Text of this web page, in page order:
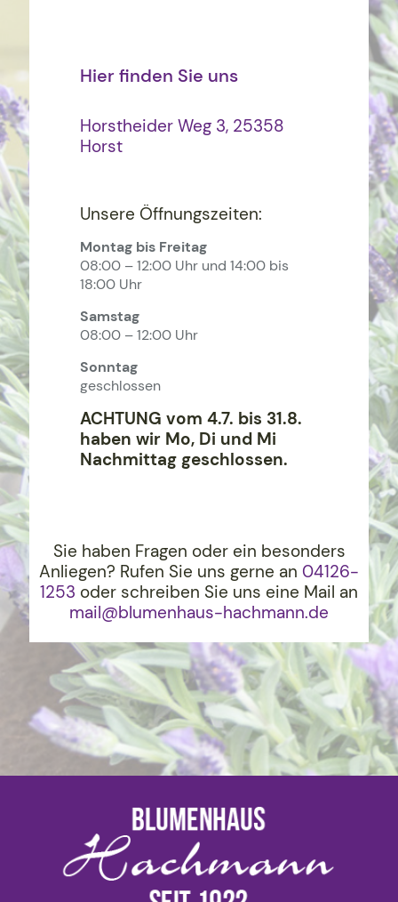
Hier finden Sie uns
Horstheider Weg 3, 25358
Horst
Unsere Öffnungszeiten:
Montag bis Freitag
08:00 – 12:00 Uhr und 14:00 bis
18:00 Uhr
Samstag
08:00 – 12:00 Uhr
Sonntag
geschlossen
ACHTUNG vom 4.7. bis 31.8.
haben wir Mo, Di und Mi
Nachmittag geschlossen.
Sie haben Fragen oder ein besonders
Anliegen? Rufen Sie uns gerne an 04126-
1253 oder schreiben Sie uns eine Mail an
mail@blumenhaus-hachmann.de